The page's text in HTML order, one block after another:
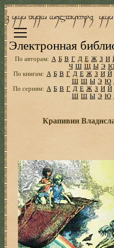
Электронная
По авторам: А Б В Г Д Е Ж З И
Ч Ш Щ Ы Э Ю
По книгам: А Б В Г Д Е Ж З И Й
Ш Щ Ы Э Ю
По сериям: А Б В Г Д Е Ж З И Й
Ш Щ Ы Э Ю
Крапивин